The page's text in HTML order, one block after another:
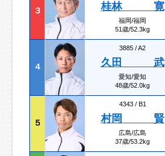
３ 桂林 寛
福岡/福岡
51歳/52.3kg
４
3885 /A2
久田 武
愛知/愛知
48歳/52.0kg
５
4343 / B1
村岡 賢
広島/広島
37歳/53.2kg